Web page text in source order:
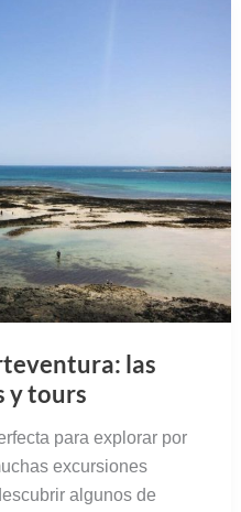
las
y tours
para explorar por
excursiones
algunos de